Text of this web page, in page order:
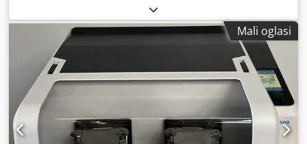
stroj za brzo gašenje vapna, rabljeni stroj. Crjdpfozpxkqex
An Tof Proizvođač: Poduzeće za proizvodnju građevinskih
strojeva – po licenci Tip: GV-2 Zemlja podrijetla: Bugarska
Masa: 1300 kg Kapacitet: Za brzo gašenje vapna: 2 tone/sat
Za sporo gašenje vapna: 1,5 tone/sat Tehnički podaci:
Brzina bubnja: 10 o/min Elektromotor: 8 kW, 68 o/min
Struktura stroja i njegovi dijelovi su restaurirani: tijelo
spremnika i dio s vodom, ležajevi, elektromotor (novi), okvir
stroja. Također je ugrađen novi, moderni rotirajući spoj na
strani ulaza vode.
Mali oglasi